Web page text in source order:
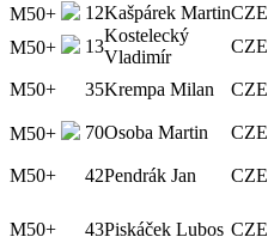
M50+ 12Kašpárek MartinCZE
M50+
13
Kostelecký
Vladimír
CZE
M50+ 35Krempa Milan CZE
M50+ 70Osoba Martin CZE
M50+ 42Pendrák Jan CZE
M50+ 43Piskáček Lubos CZE